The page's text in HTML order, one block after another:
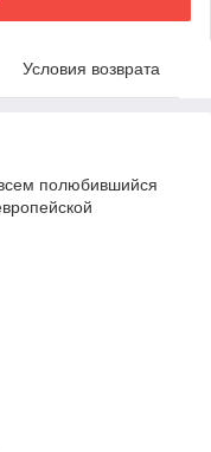
Условия возврата
полюбившийся